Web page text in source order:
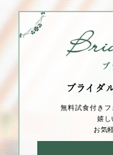
ブライダ
無料試⾷付きフ
嬉し
お気